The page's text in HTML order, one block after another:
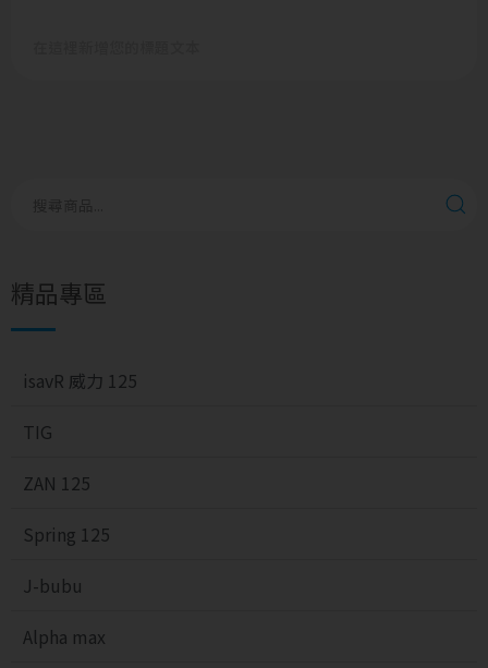
精品專區
isavR 威力 125
TIG
ZAN 125
Spring 125
J-bubu
Alpha max